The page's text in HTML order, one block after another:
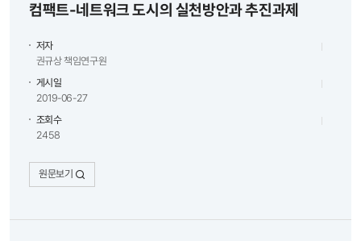
컴팩트-네트워크 도시의 실천방안과 추진과제
저자
권규상 책임연구원
게시일
2019-06-27
조회수
2458
원문보기